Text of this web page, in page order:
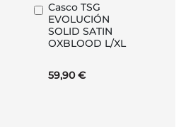
Casco TSG
EVOLUCIÓN
SOLID SATIN
OXBLOOD L/XL
59,90 €
Añadir
al
carrito